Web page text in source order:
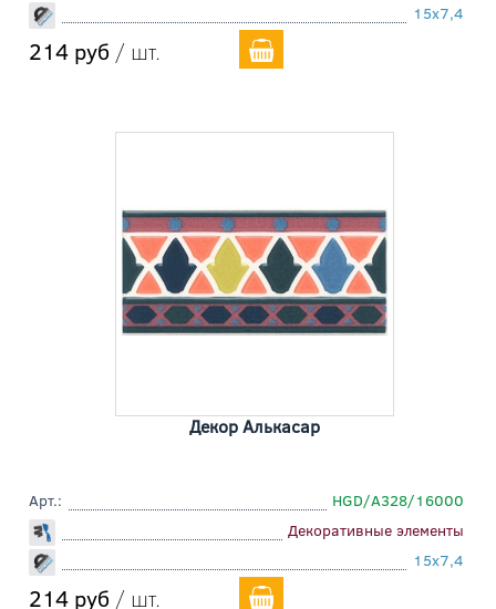
15x7,4
214 руб / шт.
Декор Алькасар
Арт.:
HGD/A328/16000
Декоративные элементы
15x7,4
214 руб / шт.